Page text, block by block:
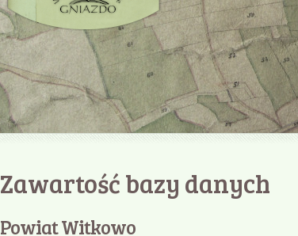
Zawartość bazy danych
Powiat Witkowo